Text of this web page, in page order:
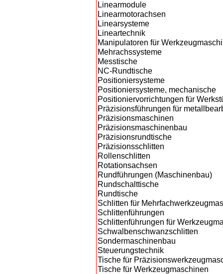
Linearmodule
Linearmotorachsen
Linearsysteme
Lineartechnik
Manipulatoren für
Mehrachssysteme
Messtische
NC-Rundtische
Positioniersysteme
Positioniersysteme, mechanische
Positioniervorrichtungen für
Präzisionsführungen für
Präzisionsmaschinen
Präzisionsmaschinenbau
Präzisionsrundtische
Präzisionsschlitten
Rollenschlitten
Rotationsachsen
Rundführungen (Maschinenbau)
Rundschalttische
Rundtische
Schlitten für
Schlittenführungen
Schlittenführungen für
Schwalbenschwanzschlitten
Sondermaschinenbau
Steuerungstechnik
Tische für
Tische für Werkzeugmaschinen